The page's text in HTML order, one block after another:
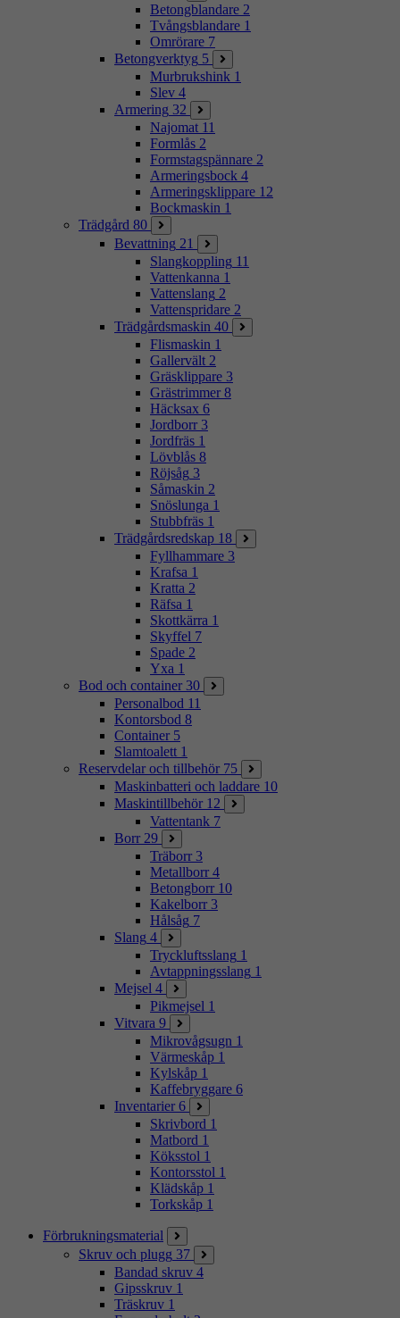
Betongblandare 2
Tvångsblandare 1
Omrörare 7
Betongverktyg 5
Murbrukshink 1
Slev 4
Armering 32
Najomat 11
Formlås 2
Formstagspännare 2
Armeringsbock 4
Armeringsklippare 12
Bockmaskin 1
Trädgård 80
Bevattning 21
Slangkoppling 11
Vattenkanna 1
Vattenslang 2
Vattenspridare 2
Trädgårdsmaskin 40
Flismaskin 1
Gallervält 2
Gräsklippare 3
Grästrimmer 8
Häcksax 6
Jordborr 3
Jordfräs 1
Lövblås 8
Röjsåg 3
Såmaskin 2
Snöslunga 1
Stubbfräs 1
Trädgårdsredskap 18
Fyllhammare 3
Krafsa 1
Kratta 2
Räfsa 1
Skottkärra 1
Skyffel 7
Spade 2
Yxa 1
Bod och container 30
Personalbod 11
Kontorsbod 8
Container 5
Slamtoalett 1
Reservdelar och tillbehör 75
Maskinbatteri och laddare 10
Maskintillbehör 12
Vattentank 7
Borr 29
Träborr 3
Metallborr 4
Betongborr 10
Kakelborr 3
Hålsåg 7
Slang 4
Tryckluftsslang 1
Avtappningsslang 1
Mejsel 4
Pikmejsel 1
Vitvara 9
Mikrovågsugn 1
Värmeskåp 1
Kylskåp 1
Kaffebryggare 6
Inventarier 6
Skrivbord 1
Matbord 1
Köksstol 1
Kontorsstol 1
Klädskåp 1
Torkskåp 1
Förbrukningsmaterial
Skruv och plugg 37
Bandad skruv 4
Gipsskruv 1
Träskruv 1